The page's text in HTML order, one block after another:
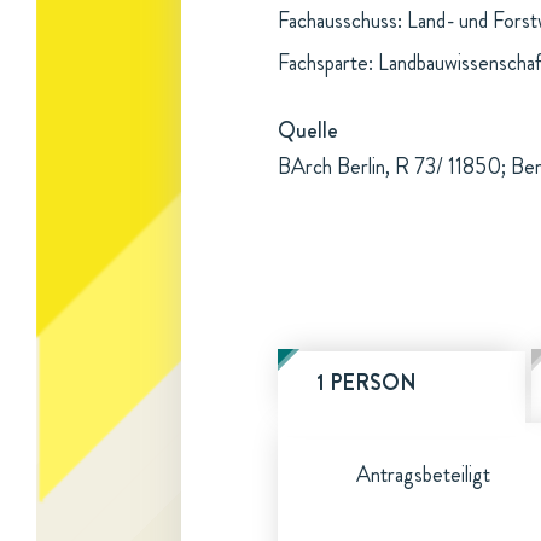
Fachausschuss: Land- und
Fachsparte:
Quelle
BArch Berlin, R 73/ 11850;
1 PERSON
Antragsbeteiligt